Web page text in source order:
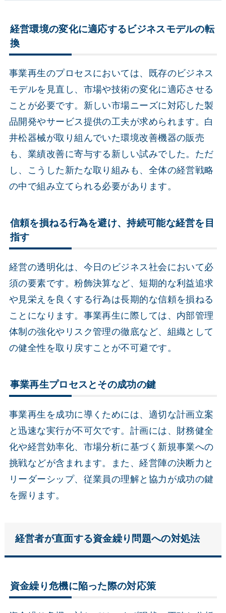
経営環境の変化に適応するビジネスモデルの転
換
事業再生のプロセスにおいては、既存のビジネス
モデルを見直し、市場や技術の変化に適応させる
ことが必要です。新しい市場ニーズに対応した製
品開発やサービス提供の工夫が求められます。白
井松器械が取り組んでいた環境改善機器の販売
も、業績改善に寄与する新しい試みでした。ただ
し、こうした新たな取り組みも、全体の経営戦略
の中で組み立てられる必要があります。
信頼を損ねる行為を避け、持続可能な経営を目
指す
経営の透明化は、今日のビジネス社会において必
須の要素です。粉飾決算など、短期的な利益追求
や見栄えを良くする行為は長期的な信頼を損ねる
ことになります。事業再生に際しては、内部管理
体制の強化やリスク管理の徹底など、組織として
の健全性を取り戻すことが不可避です。
事業再生プロセスとその成功の鍵
事業再生を成功に導くためには、適切な計画立案
と迅速な実行が不可欠です。計画には、財務健全
化や経営効率化、市場分析に基づく新規事業への
挑戦などが含まれます。また、経営陣の決断力と
リーダーシップ、従業員の理解と協力が成功の鍵
を握ります。
経営者が直面する資金繰り問題への対処法
資金繰り危機に陥った際の対応策